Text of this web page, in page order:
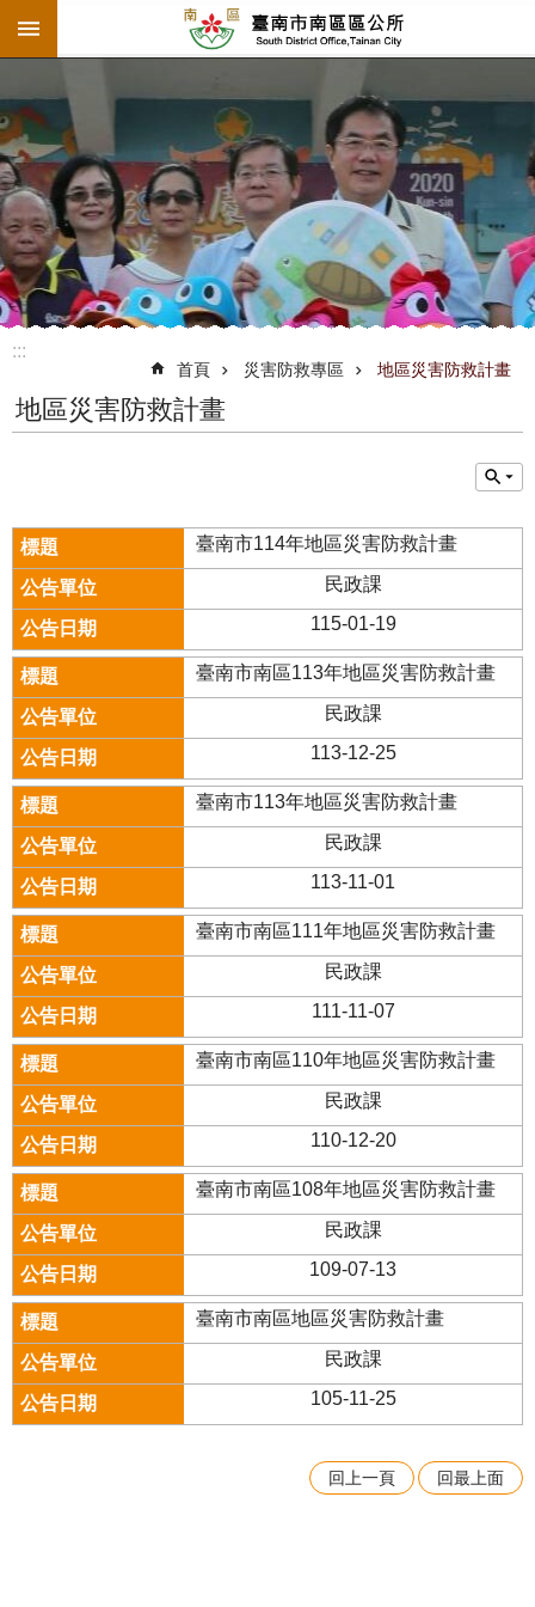
跳到主要內容區塊
:::
首頁 災害防救專區 地區災害防救計畫
地區災害防救計畫
臺南市114年地區災害防救計畫
民政課
115-01-19
臺南市南區113年地區災害防救計畫
民政課
113-12-25
臺南市113年地區災害防救計畫
民政課
113-11-01
臺南市南區111年地區災害防救計畫
民政課
111-11-07
臺南市南區110年地區災害防救計畫
民政課
110-12-20
臺南市南區108年地區災害防救計畫
民政課
109-07-13
臺南市南區地區災害防救計畫
民政課
105-11-25
回上一頁 回最上面